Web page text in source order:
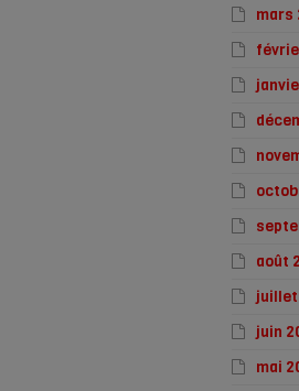
mars
août
juillet
juin
mai